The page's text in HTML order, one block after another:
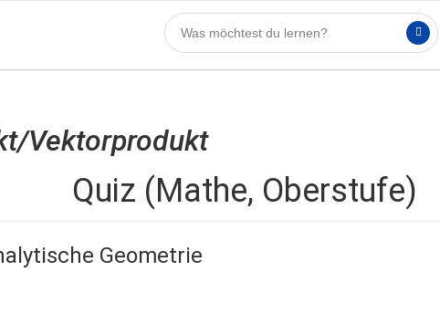
Vektorprodukt
Quiz (Mathe, Oberstufe)
Geometrie